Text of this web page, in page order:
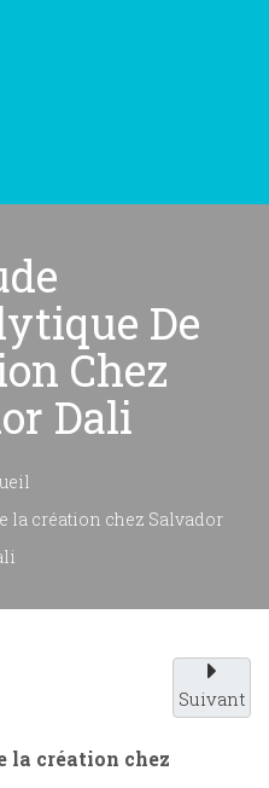
De
Chez
Dali
la création chez Salvador
Suivant
la création chez